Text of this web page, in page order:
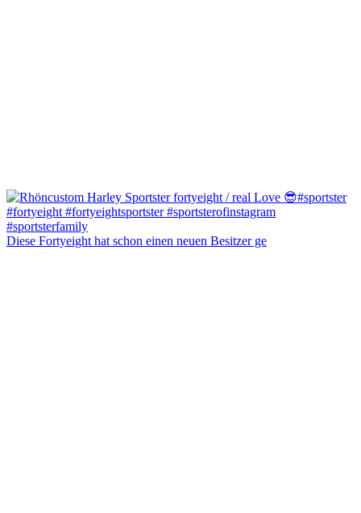
Diese Fortyeight hat schon einen neuen Besitzer ge